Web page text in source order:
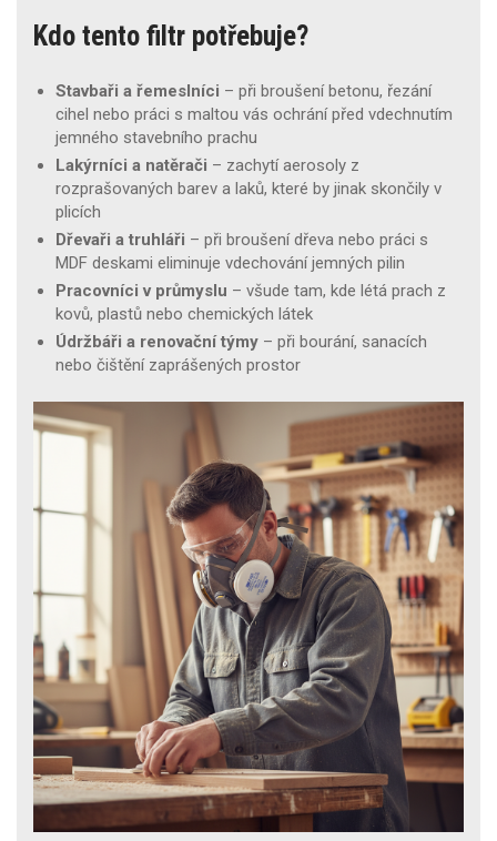
Kdo tento filtr potřebuje?
Stavbaři a řemeslníci – při broušení betonu, řezání
cihel nebo práci s maltou vás ochrání před vdechnutím
jemného stavebního prachu
Lakýrníci a natěrači – zachytí aerosoly z
rozprašovaných barev a laků, které by jinak skončily v
plicích
Dřevaři a truhláři – při broušení dřeva nebo práci s
MDF deskami eliminuje vdechování jemných pilin
Pracovníci v průmyslu – všude tam, kde létá prach z
kovů, plastů nebo chemických látek
Údržbáři a renovační týmy – při bourání, sanacích
nebo čištění zaprášených prostor